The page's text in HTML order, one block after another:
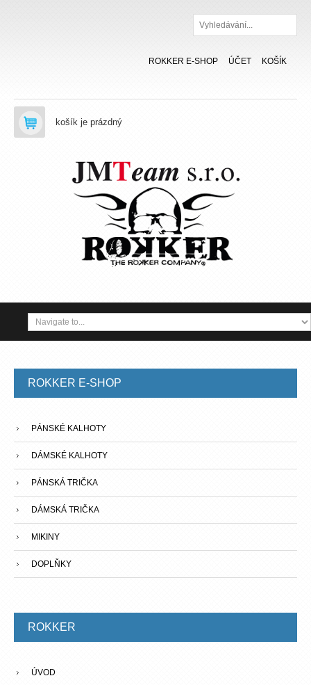
Hledat
KOŠÍK
ÚČET
ROKKER E-SHOP
košík je prázdný
ROKKER E-SHOP
PÁNSKÉ KALHOTY
DÁMSKÉ KALHOTY
PÁNSKÁ TRIČKA
DÁMSKÁ TRIČKA
MIKINY
DOPLŇKY
ROKKER
ÚVOD